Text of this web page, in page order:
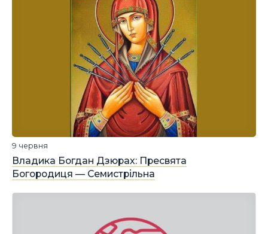
Владика Богдан Дзюрах: Пресвята
Богородиця — Семистрільна
9 червня